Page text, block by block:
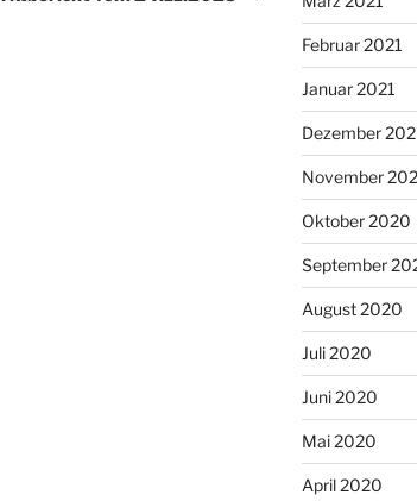
Februar 2021
Januar 2021
Dezember
November
Oktober 2020
September
August 2020
Juli 2020
Juni 2020
Mai 2020
April 2020